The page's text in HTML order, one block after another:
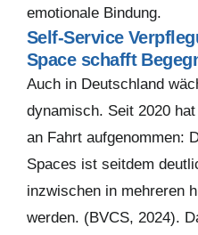
emotionale Bindung.
Self-Service
Space schafft
Auch in Deutschland
dynamisch. Seit 2020
an Fahrt aufgenommen:
Spaces ist seitdem
inzwischen in mehreren
werden. (BVCS, 2024).